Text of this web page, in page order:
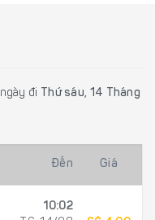
ngày đi Thứ sáu, 14 Tháng
Đến Giá
10:02